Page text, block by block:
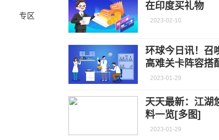
专区
在印度买礼物
2023-02-10
环球今日讯！召
高难关卡阵容搭
2023-01-29
天天最新：江湖
料一览[多图]
2023-01-29